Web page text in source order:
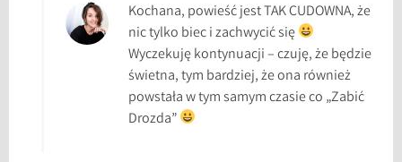
Kochana, powieść jest TAK CUDOWNA, że
nic tylko biec i zachwycić się
Wyczekuję kontynuacji – czuję, że będzie
świetna, tym bardziej, że ona również
powstała w tym samym czasie co „Zabić
Drozda”